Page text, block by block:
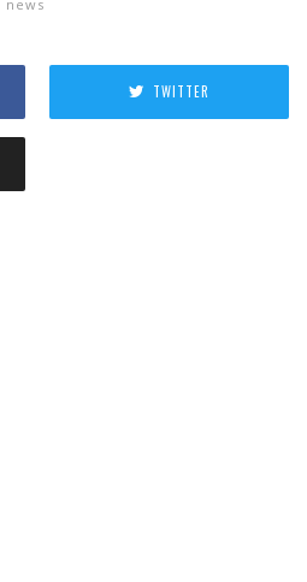
news
TWITTER